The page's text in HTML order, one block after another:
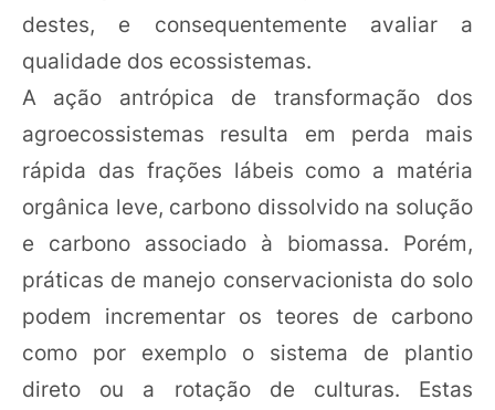
destes, e consequentemente avaliar a
qualidade dos ecossistemas.
A ação antrópica de transformação dos
agroecossistemas resulta em perda mais
rápida das frações lábeis como a matéria
orgânica leve, carbono dissolvido na solução
e carbono associado à biomassa. Porém,
práticas de manejo conservacionista do solo
podem incrementar os teores de carbono
como por exemplo o sistema de plantio
direto ou a rotação de culturas. Estas